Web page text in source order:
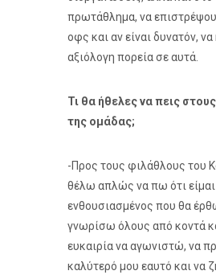
πρωτάθλημα, να
οφς και αν είναι δυνατόν,
αξιόλογη πορεία σε αυτά.
Τι θα ήθελες να πεις
της ομάδας;
-Προς τους φιλάθλους του
θέλω απλώς να πω ότι
ενθουσιασμένος που θα
γνωρίσω όλους από κοντά
ευκαιρία να αγωνιστώ, να
καλύτερό μου εαυτό και να